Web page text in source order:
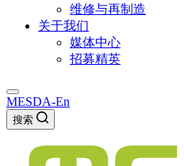
维修与再制造
关于我们
媒体中心
招募精英
MESDA-En
搜索